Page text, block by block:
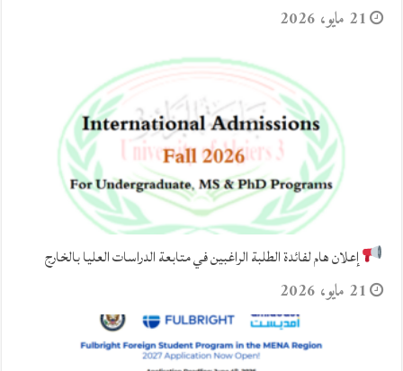
21 مايو، 2026
إعلان هام لفائدة الطلبة الراغبين في متابعة الدراسات العليا بالخارج
21 مايو، 2026